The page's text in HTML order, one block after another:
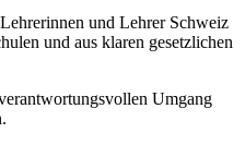
und Lehrer Schweiz
und aus klaren gesetzlichen
Umgang